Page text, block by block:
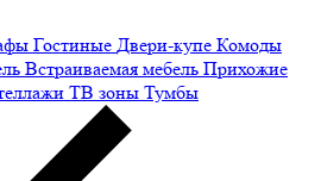
Гостиные Двери-купе Комоды
Встраиваемая мебель Прихожие
ТВ зоны Тумбы